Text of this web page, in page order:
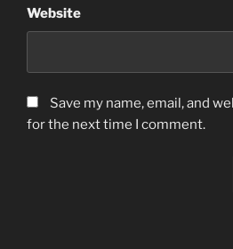
Website
Save my name, email, and
for the next time I comment.